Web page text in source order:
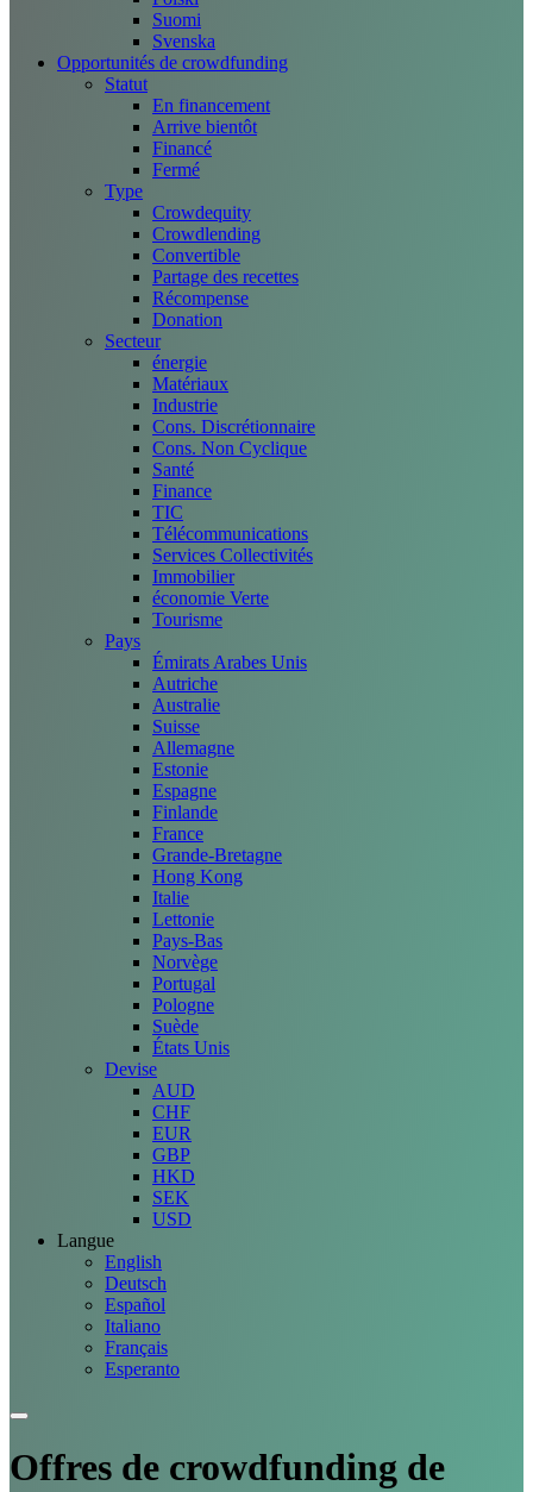
Suomi
Svenska
Opportunités de crowdfunding
Statut
En financement
Arrive bientôt
Financé
Fermé
Type
Crowdequity
Crowdlending
Convertible
Partage des recettes
Récompense
Donation
Secteur
énergie
Matériaux
Industrie
Cons. Discrétionnaire
Cons. Non Cyclique
Santé
Finance
TIC
Télécommunications
Services Collectivités
Immobilier
économie Verte
Tourisme
Pays
Émirats Arabes Unis
Autriche
Australie
Suisse
Allemagne
Estonie
Espagne
Finlande
France
Grande-Bretagne
Hong Kong
Italie
Lettonie
Pays-Bas
Norvège
Portugal
Pologne
Suède
États Unis
Devise
AUD
CHF
EUR
GBP
HKD
SEK
USD
Langue
English
Deutsch
Español
Italiano
Français
Esperanto
Offres de crowdfunding de